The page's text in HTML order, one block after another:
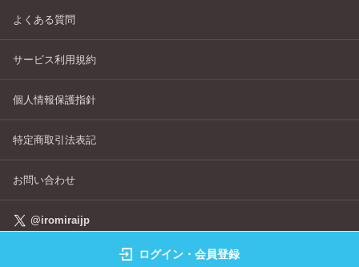
よくある質問
サービス利用規約
個人情報保護指針
特定商取引法表記
お問い合わせ
@iromiraijp
©IROMIRAI Cosplayers Archive All Right's Reserved.
ログイン・会員登録